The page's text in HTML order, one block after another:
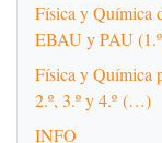
Física y Química
EBAU y PAU
Física y Química
2.º, 3.º y 4.º (…)
INFO